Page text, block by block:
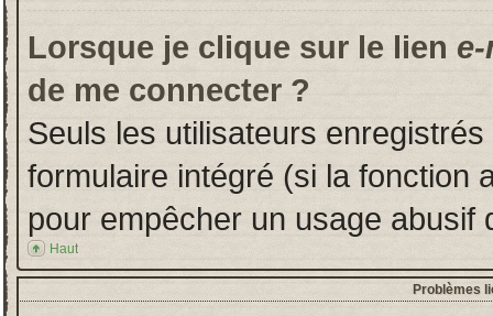
Lorsque je clique sur le lien
de me connecter ?
Seuls les utilisateurs
formulaire intégré (si la fonction
pour empêcher un usage abusif
Haut
Problèmes